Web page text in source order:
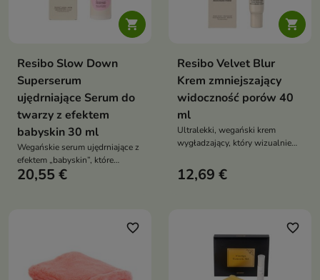

Resibo Slow Down
Superserum
ujędrniające Serum do
twarzy z efektem
babyskin 30 ml
Wegańskie serum ujędrniające z
efektem „babyskin”, które
wygładza, nawilża i wzmacnia
20,55 €

Resibo Velvet Blur
Krem zmniejszający
widoczność porów 40
ml
Ultralekki, wegański krem
wygładzający, który wizualnie
poprawia teksturę skóry,
zapewniając aksamitne,
12,69 €
favorite_border favorite_border